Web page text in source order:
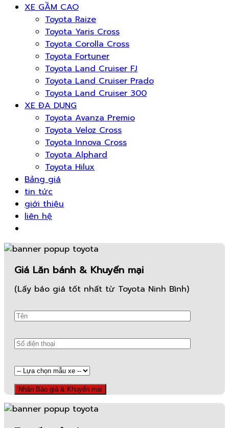
XE GẦM CAO
Toyota Raize
Toyota Yaris Cross
Toyota Corolla Cross
Toyota Fortuner
Toyota Land Cruiser FJ
Toyota Land Cruiser Prado
Toyota Land Cruiser 300
XE ĐA DỤNG
Toyota Avanza Premio
Toyota Veloz Cross
Toyota Innova Cross
Toyota Alphard
Toyota Hilux
Bảng giá
tin tức
giới thiệu
liên hệ
Giá Lăn bánh & Khuyến mại
(Lấy báo giá tốt nhất từ Toyota Ninh Bình)